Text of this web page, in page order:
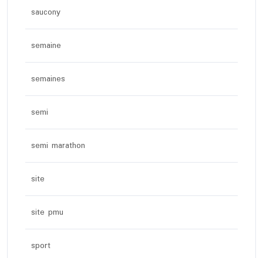
saucony
semaine
semaines
semi
semi marathon
site
site pmu
sport